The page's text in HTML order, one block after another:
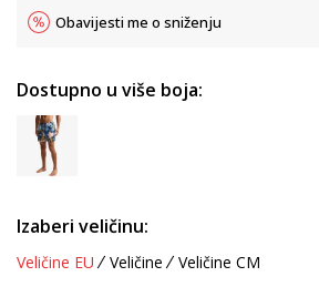
Obavijesti me o sniženju
Dostupno u više boja:
Izaberi veličinu:
Veličine EU Veličine Veličine CM